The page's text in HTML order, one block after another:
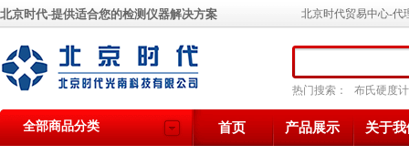
全部商品分类
北京时代-提供适合您的检测仪器解决方案
热门搜索： 布氏硬度计
首页 产品展示 关于我
北京时代贸易中心-代